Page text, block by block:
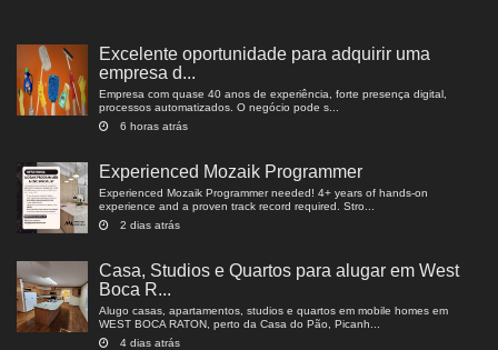
Excelente oportunidade para adquirir uma
empresa d...
Empresa com quase 40 anos de experiência, forte presença digital,
processos automatizados. O negócio pode s...
6 horas atrás
Experienced Mozaik Programmer
Experienced Mozaik Programmer needed! 4+ years of hands-on
experience and a proven track record required. Stro...
2 dias atrás
Casa, Studios e Quartos para alugar em West
Boca R...
Alugo casas, apartamentos, studios e quartos em mobile homes em
WEST BOCA RATON, perto da Casa do Pão, Picanh...
4 dias atrás